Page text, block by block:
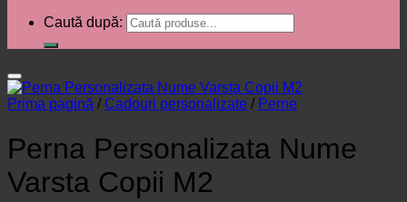
Caută după:
Prima pagină / Cadouri personalizate / Perne
Perna Personalizata Nume
Varsta Copii M2